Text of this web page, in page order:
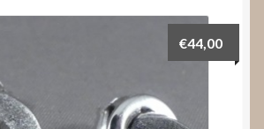
€44,00